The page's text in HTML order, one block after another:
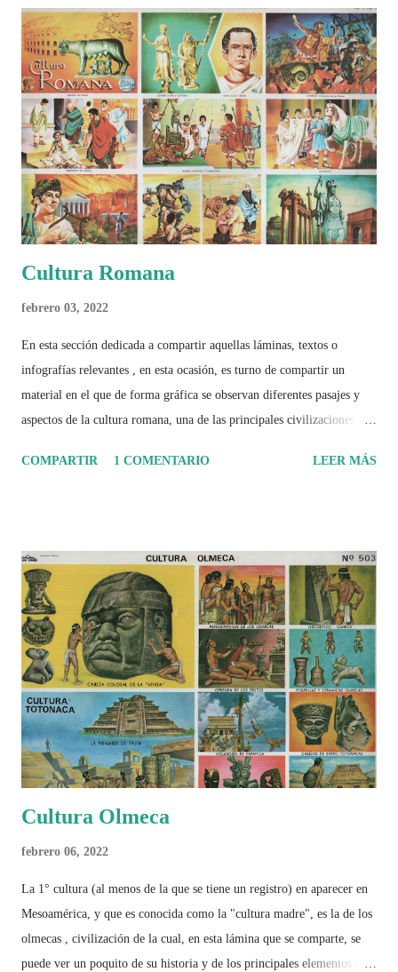
2026 ¿Un punto de quiebre?" Este especial de Pancracio Deportivo no
busca decir únicamente quién ganó o quién perdió. Busca responder si
este Mundial marcó un antes y un después en la forma de entender el
deporte, la identidad nacional, la globalización, la comercialización y
el papel del fútbol como reflejo de nuestras sociedades . Son 230
páginas de análisis, ilustraciones originales y ...
Cultura Romana
febrero 03, 2022
En esta sección dedicada a compartir aquellas láminas, textos o
infografías relevantes , en esta ocasión, es turno de compartir un
material en el que de forma gráfica se observan diferentes pasajes y
aspectos de la cultura romana, una de las principales civilizaciones que
COMPARTIR
1 COMENTARIO LEER MÁS
Cultura Olmeca
febrero 06, 2022
La 1° cultura (al menos de la que se tiene un registro) en aparecer en
Mesoamérica, y que es conocida como la "cultura madre", es la de los
olmecas , civilización de la cual, en esta lámina que se comparte, se
puede ver un poquito de su historia y de los principales elementos que